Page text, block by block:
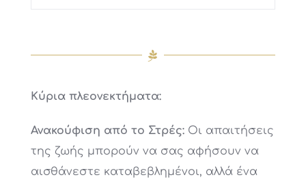
Κύρια πλεονεκτήματα:
Ανακούφιση από το Στρές:Οι απαιτήσεις
της ζωής μπορούν να σας αφήσουν να
αισθάνεστε καταβεβλημένοι, αλλά ένα